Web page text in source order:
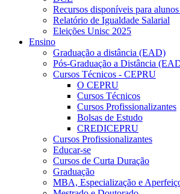
Recursos disponíveis para
Relatório de Igualdade Salarial
Eleições Unisc 2025
Ensino
Graduação a distância (EAD)
Pós-Graduação a Distância
Cursos Técnicos - CEPRU
O CEPRU
Cursos Técnicos
Cursos Profissionalizantes
Bolsas de Estudo
CREDICEPRU
Cursos Profissionalizantes
Educar-se
Cursos de Curta Duração
Graduação
MBA, Especialização e